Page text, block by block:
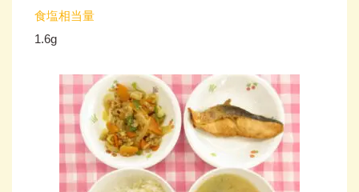
食塩相当量
1.6g